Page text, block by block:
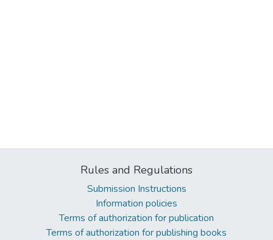
Rules and Regulations
Submission Instructions
Information policies
Terms of authorization for publication
Terms of authorization for publishing books